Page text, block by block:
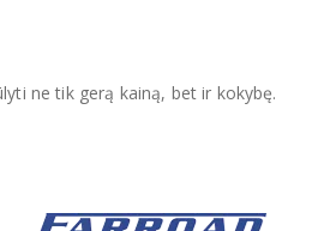
ne tik gerą kainą, bet ir kokybę.